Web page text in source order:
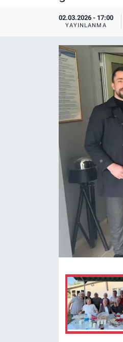
02.03.2026 - 17:00
YAYINLANMA